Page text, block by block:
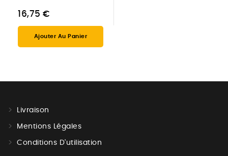
16,75 €
Ajouter Au Panier
Livraison
Mentions Légales
Conditions D'utilisation